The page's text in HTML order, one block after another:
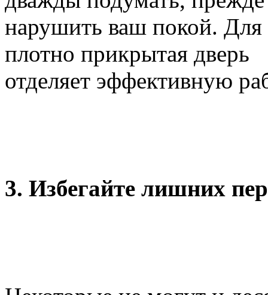
нарушить ваш покой.
плотно прикрытая дверь
отделяет эффективную
3. Избегайте лишних